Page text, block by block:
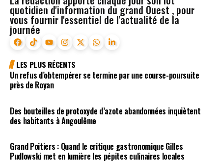
quotidien d'information du grand Ouest , pour
vous fournir l'essentiel de l'actualité de la
journée
LES PLUS RÉCENTS
Un refus d’obtempérer se termine par une course-poursuite
près de Royan
Des bouteilles de protoxyde d’azote abandonnées inquiètent
des habitants à Angoulême
Grand Poitiers : Quand le critique gastronomique Gilles
Pudlowski met en lumière les pépites culinaires locales